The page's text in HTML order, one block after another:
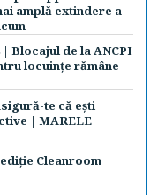
amplă extindere a
| Blocajul de la ANCPI
locuințe rămâne
te că ești
| MARELE
Cleanroom